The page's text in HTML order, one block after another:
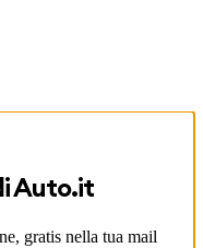
Auto.it
gratis nella tua mail